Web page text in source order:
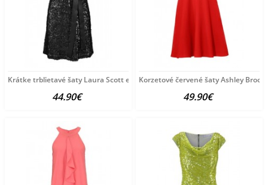
Krátke trblietavé šaty Laura Scott evening
44.90€
Korzetové červené šaty Ashley
49.90€